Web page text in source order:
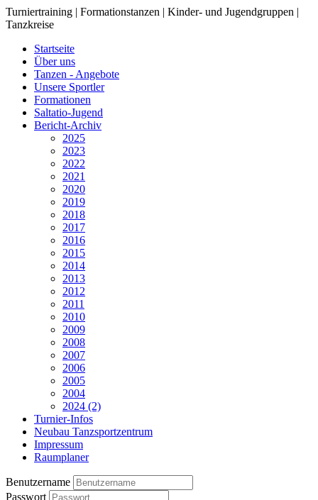
Turniertraining | Formationstanzen | Kinder- und Jugendgruppen |
Tanzkreise
Startseite
Über uns
Tanzen - Angebote
Unsere Sportler
Formationen
Saltatio-Jugend
Bericht-Archiv
2025
2023
2022
2021
2020
2019
2018
2017
2016
2015
2014
2013
2012
2011
2010
2009
2008
2007
2006
2005
2004
2024 (2)
Turnier-Infos
Neubau Tanzsportzentrum
Impressum
Raumplaner
Benutzername
Passwort